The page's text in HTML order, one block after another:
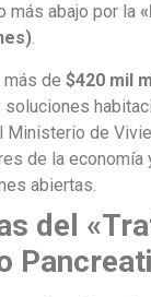
más abajo por la
.
de $420 mil
Ministerio de
de la economía
abiertas.
del